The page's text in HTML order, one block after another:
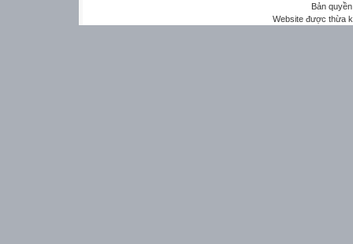
Bản
Website được thừa